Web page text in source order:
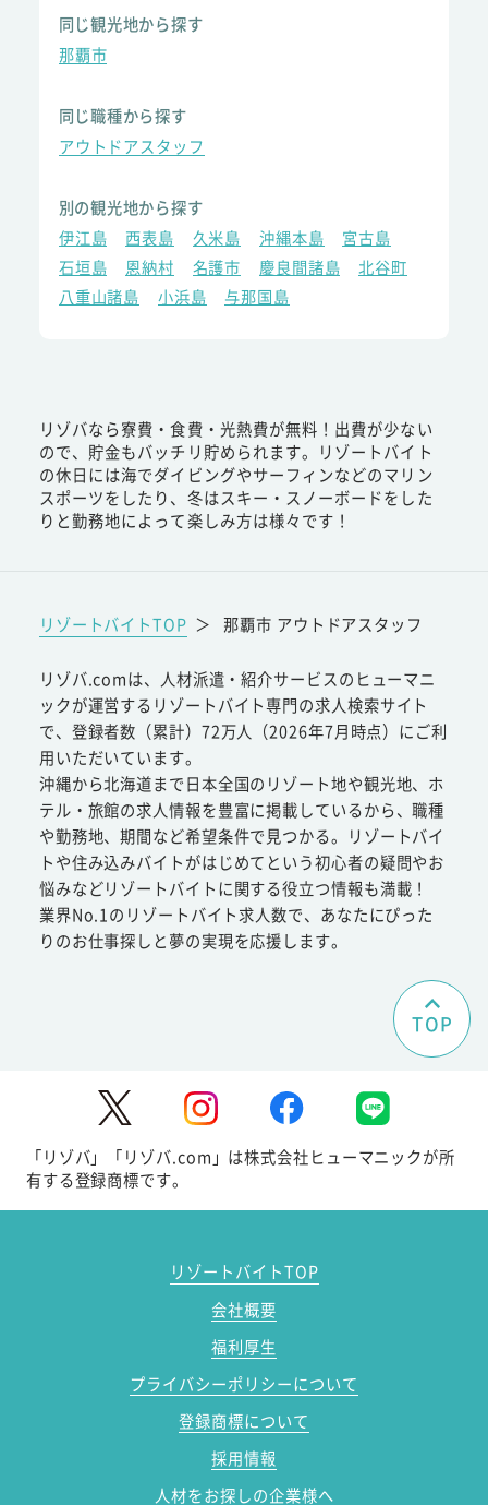
同じ観光地から探す
那覇市
同じ職種から探す
アウトドアスタッフ
別の観光地から探す
伊江島
西表島 久米島 沖縄本島
宮古島
石垣島
恩納村 名護市 慶良間諸島
北谷町
八重山諸島
小浜島 与那国島
リゾバなら寮費・食費・光熱費が無料！出費が少ない
ので、貯金もバッチリ貯められます。リゾートバイト
の休日には海でダイビングやサーフィンなどのマリン
スポーツをしたり、冬はスキー・スノーボードをした
りと勤務地によって楽しみ方は様々です！
リゾートバイトTOP ＞ 那覇市 アウトドアスタッフ
リゾバ.comは、人材派遣・紹介サービスのヒューマニ
ックが運営するリゾートバイト専門の求人検索サイト
で、登録者数（累計）72万人（2026年7月時点）にご利
用いただいています。
沖縄から北海道まで日本全国のリゾート地や観光地、ホ
テル・旅館の求人情報を豊富に掲載しているから、職種
や勤務地、期間など希望条件で見つかる。リゾートバイ
トや住み込みバイトがはじめてという初心者の疑問やお
悩みなどリゾートバイトに関する役立つ情報も満載！
業界No.1のリゾートバイト求人数で、あなたにぴった
りのお仕事探しと夢の実現を応援します。
TOP
「リゾバ」「リゾバ.com」は株式会社ヒューマニックが所
有する登録商標です。
リゾートバイトTOP
会社概要
福利厚生
プライバシーポリシーについて
登録商標について
採用情報
人材をお探しの企業様へ